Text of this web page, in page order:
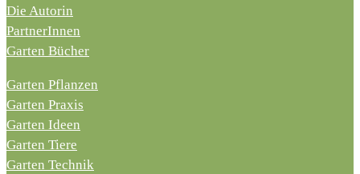
Die Autorin
PartnerInnen
Garten Bücher
Garten Pflanzen
Garten Praxis
Garten Ideen
Garten Tiere
Garten Technik